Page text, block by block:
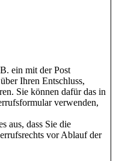
ein mit der Post
Ihren Entschluss,
Sie können dafür das in
verwenden,
aus, dass Sie die
vor Ablauf der